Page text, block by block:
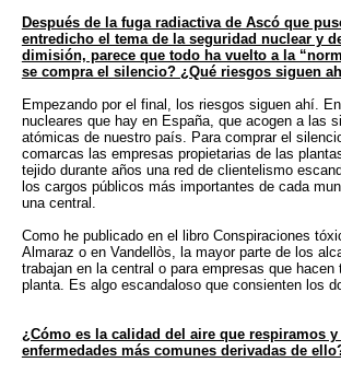
Después de la fuga radiactiva de Ascó que
entredicho el tema de la seguridad nuclear y
dimisión, parece que todo ha vuelto a la
se compra el silencio? ¿Qué riesgos siguen
Empezando por el final, los riesgos siguen ahí.
nucleares que hay en España, que acogen a las
atómicas de nuestro país. Para comprar el
comarcas las empresas propietarias de las
tejido durante años una red de clientelismo
los cargos públicos más importantes de cada
una central.
Como he publicado en el libro Conspiraciones
Almaraz o en Vandellòs, la mayor parte de los
trabajan en la central o para empresas que hacen
planta. Es algo escandaloso que consienten los
¿Cómo es la calidad del aire que respiramos
enfermedades más comunes derivadas de